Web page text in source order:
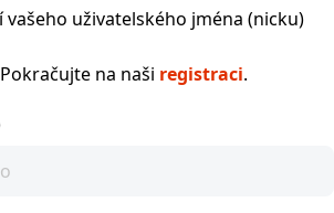
vašeho uživatelského jména (nicku)
na naši registraci.